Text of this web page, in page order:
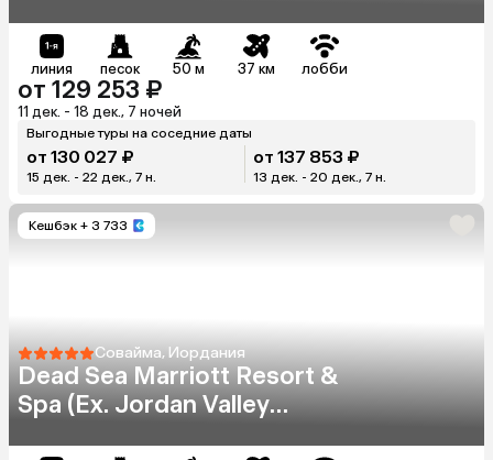
линия песок 50 м 37 км лобби
от 129 253 ₽
11 дек. - 18 дек., 7 ночей
Выгодные туры на соседние даты
от 130 027 ₽
15 дек. - 22 дек., 7 н.
от 137 853 ₽
13 дек. - 20 дек., 7 н.
Кешбэк + 3 733
Совайма, Иордания
Dead Sea Marriott Resort &
Spa (Ex. Jordan Valley